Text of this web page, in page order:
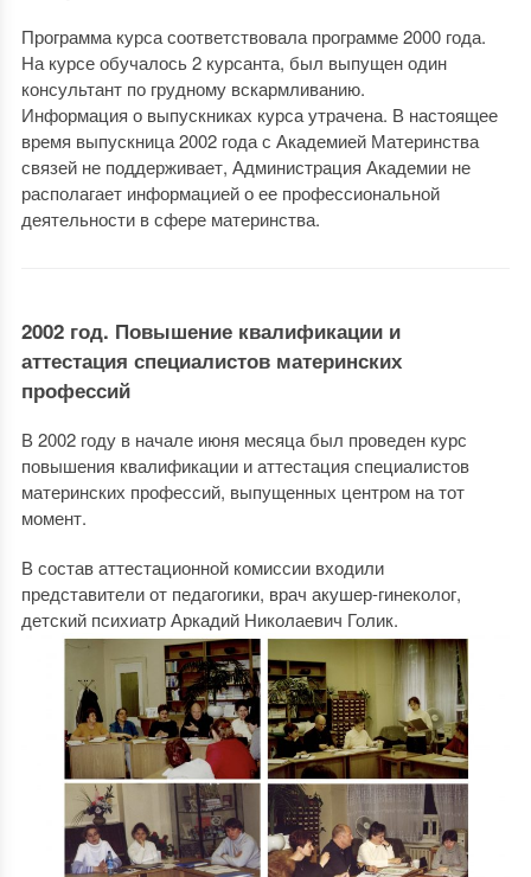
Программа курса соответствовала программе 2000 года.
На курсе обучалось 2 курсанта, был выпущен один
консультант по грудному вскармливанию.
Информация о выпускниках курса утрачена. В настоящее
время выпускница 2002 года с Академией Материнства
связей не поддерживает, Администрация Академии не
располагает информацией о ее профессиональной
деятельности в сфере материнства.
2002 год. Повышение квалификации и
аттестация специалистов материнских
профессий
В 2002 году в начале июня месяца был проведен курс
повышения квалификации и аттестация специалистов
материнских профессий, выпущенных центром на тот
момент.
В состав аттестационной комиссии входили
представители от педагогики, врач акушер-гинеколог,
детский психиатр Аркадий Николаевич Голик.